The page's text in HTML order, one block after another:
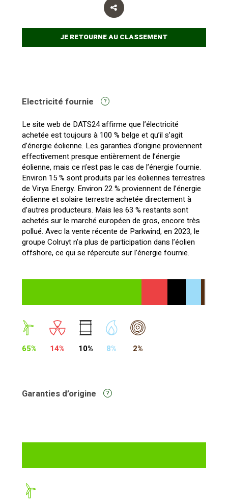
JE RETOURNE AU CLASSEMENT
Electricité fournie ?
65% 14% 10% 8% 2%
Le site web de DATS24 affirme que l’électricité
achetée est toujours à 100 % belge et qu’il s’agit
d’énergie éolienne. Les garanties d’origine proviennent
effectivement presque entièrement de l’énergie
éolienne, mais ce n’est pas le cas de l’énergie fournie.
Environ 15 % sont produits par les éoliennes terrestres
de Virya Energy. Environ 22 % proviennent de l’énergie
éolienne et solaire terrestre achetée directement à
d’autres producteurs. Mais les 63 % restants sont
achetés sur le marché européen de gros, encore très
pollué. Avec la vente récente de Parkwind, en 2023, le
groupe Colruyt n’a plus de participation dans l’éolien
offshore, ce qui se répercute sur l’énergie fournie.
Garanties d’origine ?